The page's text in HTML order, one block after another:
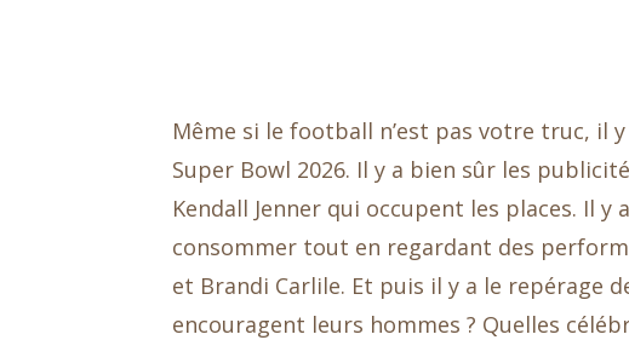
Même si le football n’est pas votre truc, il
Super Bowl 2026. Il y a bien sûr les
Kendall Jenner qui occupent les places. Il
consommer tout en regardant des
et Brandi Carlile. Et puis il y a le repérage
encouragent leurs hommes ? Quelles